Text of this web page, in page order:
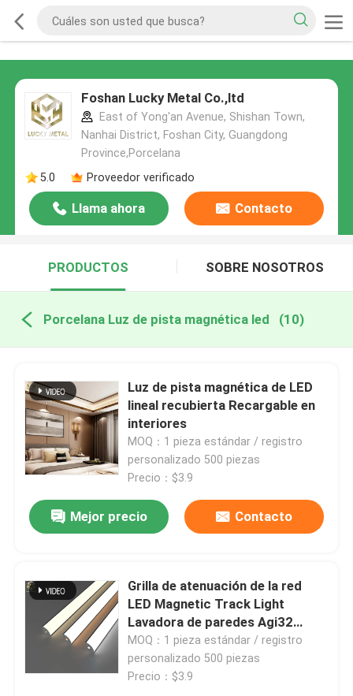
Foshan Lucky Metal Co.,ltd
East of Yong'an Avenue, Shishan Town,
Nanhai District, Foshan City, Guangdong
Province,Porcelana
5.0
Proveedor verificado
Llama ahora Contacto
PRODUCTOS SOBRE NOSOTROS
Porcelana Luz de pista magnética led (10)
Luz de pista magnética de LED
lineal recubierta Recargable en
interiores
MOQ：1 pieza estándar / registro
personalizado 500 piezas
Precio：$3.9
Mejor precio Contacto
Grilla de atenuación de la red
LED Magnetic Track Light
Lavadora de paredes Agi32
Diseño ODM
MOQ：1 pieza estándar / registro
personalizado 500 piezas
Precio：$3.9